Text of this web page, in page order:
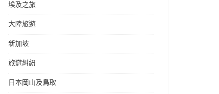
埃及之旅
大陸旅遊
新加坡
旅遊糾紛
日本岡山及鳥取